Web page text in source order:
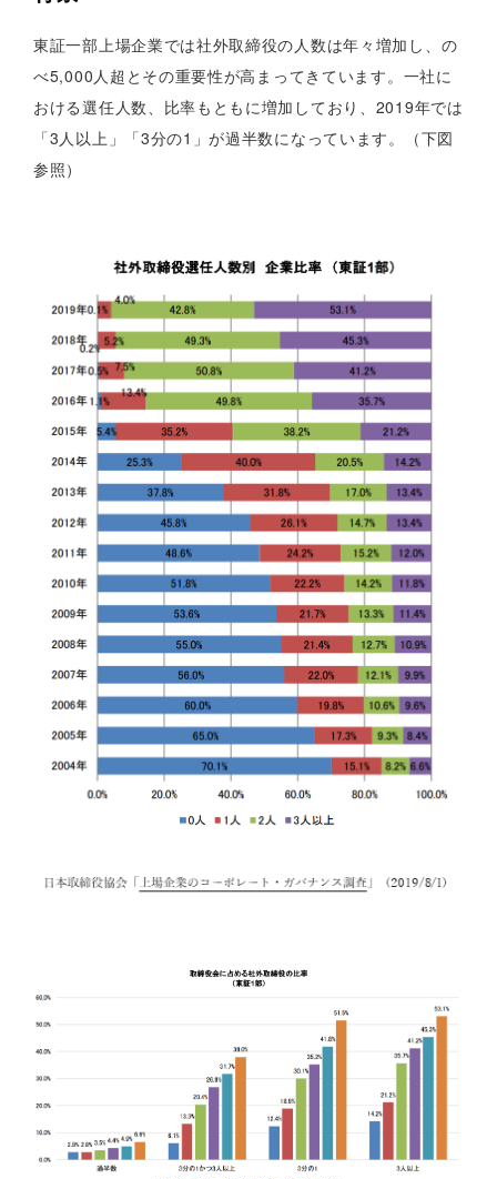
東証一部上場企業では社外取締役の人数は年々増加し、の
べ5,000人超とその重要性が高まってきています。一社に
おける選任人数、比率もともに増加しており、2019年では
「3人以上」「3分の1」が過半数になっています。（下図
参照）